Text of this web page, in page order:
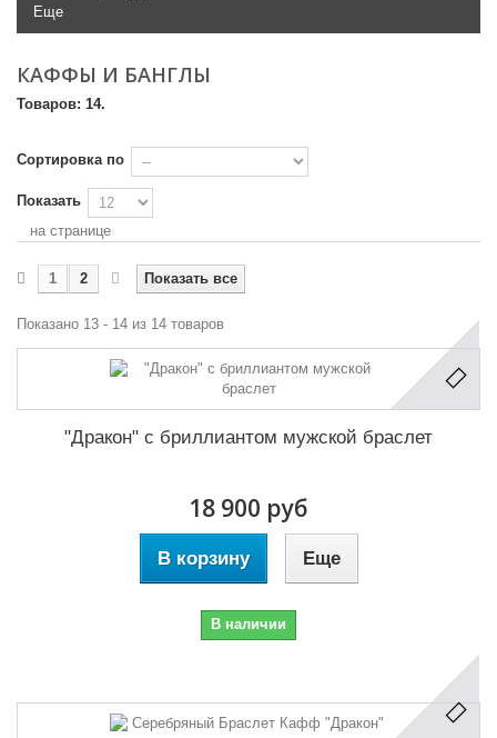
Еще
КАФФЫ И БАНГЛЫ
Товаров: 14.
Сортировка по
Показать
на странице
Показать все
1 2
Показано 13 - 14 из 14 товаров
"Дракон" с бриллиантом мужской браслет
18 900 руб
В корзину Еще
В наличии